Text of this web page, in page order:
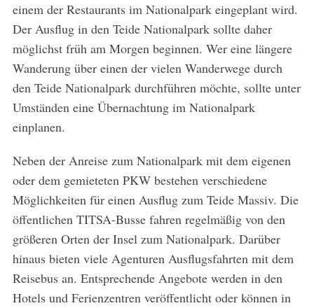
einem der Restaurants im Nationalpark eingeplant wird.
Der Ausflug in den Teide Nationalpark sollte daher
möglichst früh am Morgen beginnen. Wer eine längere
Wanderung über einen der vielen Wanderwege durch
den Teide Nationalpark durchführen möchte, sollte unter
Umständen eine Übernachtung im Nationalpark
einplanen.
Neben der Anreise zum Nationalpark mit dem eigenen
oder dem gemieteten PKW bestehen verschiedene
Möglichkeiten für einen Ausflug zum Teide Massiv. Die
öffentlichen TITSA-Busse fahren regelmäßig von den
größeren Orten der Insel zum Nationalpark. Darüber
hinaus bieten viele Agenturen Ausflugsfahrten mit dem
Reisebus an. Entsprechende Angebote werden in den
Hotels und Ferienzentren veröffentlicht oder können in